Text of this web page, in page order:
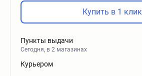
Купить в 1 клик
Пункты выдачи
Сегодня, в 2 магазинах
Курьером